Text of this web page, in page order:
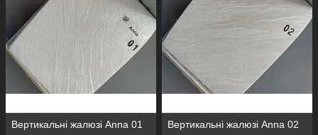
Вертикальні жалюзі Anna 01
Вертикальні жалюзі Anna 02